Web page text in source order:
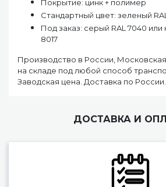
Покрытие: цинк + полимер
Стандартный цвет: зеленый
Под заказ: серый RAL 7040 или
8017
Производство в России,
на складе под любой способ
Заводская цена. Доставка по России.
ДОСТАВКА И